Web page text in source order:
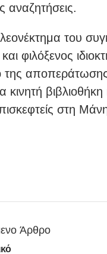
αναζητήσεις.
του
φιλόξενος
της
κινητή
στη
Άρθρο